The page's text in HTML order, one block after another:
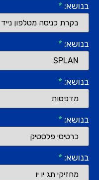
בנושא: *
בנושא: *
בנושא: *
בנושא: *
בנושא: *